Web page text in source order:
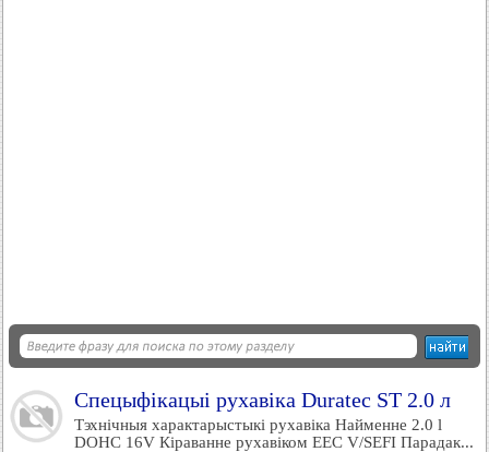
Спецыфікацыі рухавіка Duratec ST 2.0 л
Тэхнічныя характарыстыкі рухавіка Найменне 2.0 l
DOHC 16V Кіраванне рухавіком EEC V/SEFI Парадак...